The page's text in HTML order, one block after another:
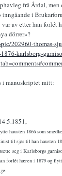
frå Årdal, men
i
av etter han forlét
dörrer»?
202960-thomas-
karlsborg-
i manuskriptet mitt:
hausten 1866 som
til sjøs til han hausten
seg i Karlsborgs
forlét hæren i 1879 og